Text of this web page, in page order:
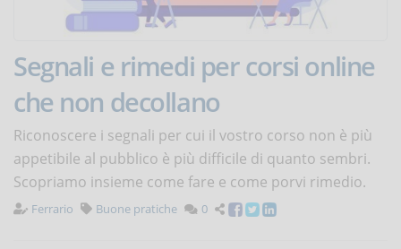
Segnali e rimedi per corsi online
che non decollano
Riconoscere i segnali per cui il vostro corso non è più
appetibile al pubblico è più difficile di quanto sembri.
Scopriamo insieme come fare e come porvi rimedio.
Ferrario Buone pratiche 0